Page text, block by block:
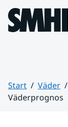
Hoppa till sidans
Start Väder
Väderprognos